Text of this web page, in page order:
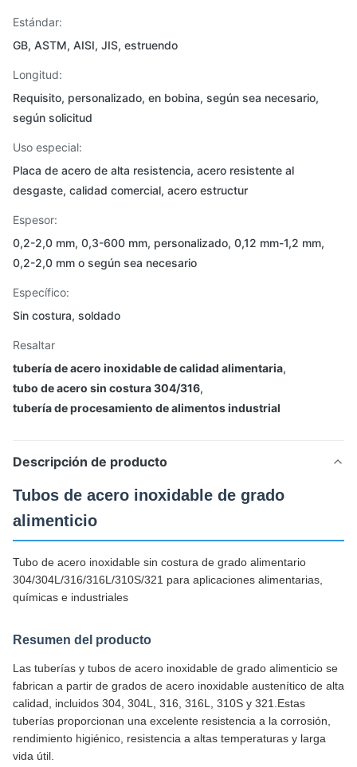
Estándar:
GB, ASTM, AISI, JIS, estruendo
Longitud:
Requisito, personalizado, en bobina, según sea necesario,
según solicitud
Uso especial:
Placa de acero de alta resistencia, acero resistente al
desgaste, calidad comercial, acero estructur
Espesor:
0,2-2,0 mm, 0,3-600 mm, personalizado, 0,12 mm-1,2 mm,
0,2-2,0 mm o según sea necesario
Específico:
Sin costura, soldado
Resaltar
tubería de acero inoxidable de calidad alimentaria,
tubo de acero sin costura 304/316,
tubería de procesamiento de alimentos industrial
Descripción de producto
Tubos de acero inoxidable de grado
alimenticio
Tubo de acero inoxidable sin costura de grado alimentario
304/304L/316/316L/310S/321 para aplicaciones alimentarias,
químicas e industriales
Resumen del producto
Las tuberías y tubos de acero inoxidable de grado alimenticio se
fabrican a partir de grados de acero inoxidable austenítico de alta
calidad, incluidos 304, 304L, 316, 316L, 310S y 321.Estas
tuberías proporcionan una excelente resistencia a la corrosión,
rendimiento higiénico, resistencia a altas temperaturas y larga
vida útil.